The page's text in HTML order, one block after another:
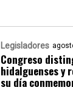
Legisladores
Congreso
hidalguenses y
su día